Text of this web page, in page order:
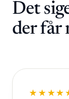
Det
der får